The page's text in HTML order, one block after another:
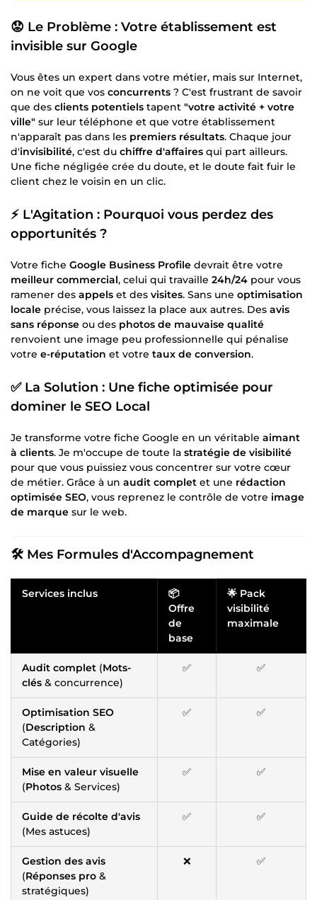
😟 Le Problème : Votre établissement est
invisible sur Google
Vous êtes un expert dans votre métier, mais sur Internet,
on ne voit que vos concurrents ? C'est frustrant de savoir
que des clients potentiels tapent "votre activité + votre
ville" sur leur téléphone et que votre établissement
n'apparaît pas dans les premiers résultats. Chaque jour
d'invisibilité, c'est du chiffre d'affaires qui part ailleurs.
Une fiche négligée crée du doute, et le doute fait fuir le
client chez le voisin en un clic.
⚡ L'Agitation : Pourquoi vous perdez des
opportunités ?
Votre fiche Google Business Profile devrait être votre
meilleur commercial, celui qui travaille 24h/24 pour vous
ramener des appels et des visites. Sans une optimisation
locale précise, vous laissez la place aux autres. Des avis
sans réponse ou des photos de mauvaise qualité
renvoient une image peu professionnelle qui pénalise
votre e-réputation et votre taux de conversion.
✅ La Solution : Une fiche optimisée pour
dominer le SEO Local
Je transforme votre fiche Google en un véritable aimant
à clients. Je m'occupe de toute la stratégie de visibilité
pour que vous puissiez vous concentrer sur votre cœur
de métier. Grâce à un audit complet et une rédaction
optimisée SEO, vous reprenez le contrôle de votre image
de marque sur le web.
🛠️ Mes Formules d'Accompagnement
Services inclus
📦
Offre
de
base
🌟 Pack
visibilité
maximale
Audit complet (Mots-
clés & concurrence)
✅ ✅
Optimisation SEO
(Description &
Catégories)
✅ ✅
Mise en valeur visuelle
(Photos & Services)
✅ ✅
Guide de récolte d'avis
(Mes astuces)
✅ ✅
Gestion des avis
(Réponses pro &
stratégiques)
❌ ✅